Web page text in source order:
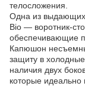
телосложения.
Одна из
Bio — воротник-
обеспечивающие
Капюшон
защиту в
наличия двух
которые идеально